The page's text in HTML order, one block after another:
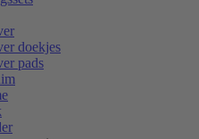
doekjes
pads